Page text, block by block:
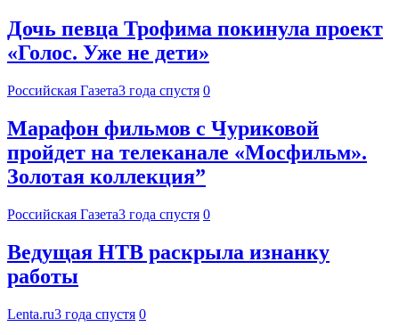
Дочь певца Трофима покинула проект
«Голос. Уже не дети»
Российская Газета3 года спустя 0
Марафон фильмов с Чуриковой
пройдет на телеканале «Мосфильм».
Золотая коллекция”
Российская Газета3 года спустя 0
Ведущая НТВ раскрыла изнанку
работы
Lenta.ru3 года спустя 0